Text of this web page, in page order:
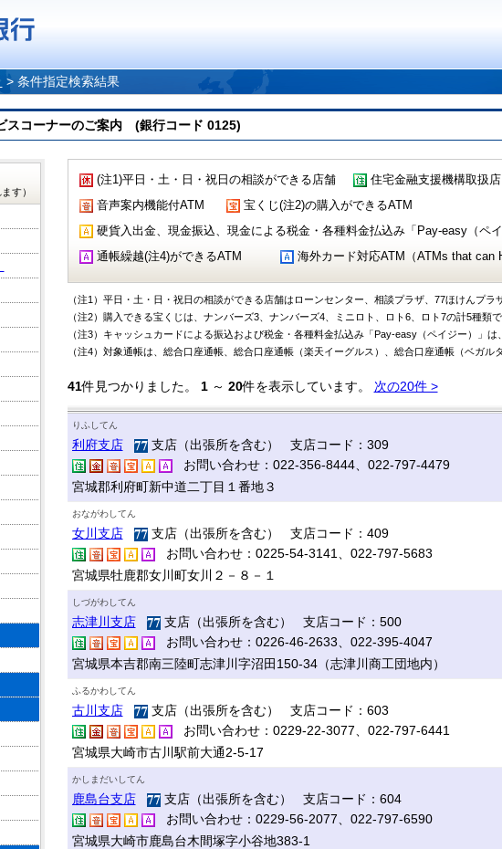
> 条件指定検索結果
スコーナーのご案内 (銀行コード 0125)
(注1)平日・土・日・祝日の相談ができる店舗 住宅金融支援機構取扱店
音声案内機能付ATM
宝くじ(注2)の購入ができるATM
硬貨入出金、現金振込、現金による税金・各種料金払込み「Pay-easy（ペ
通帳繰越(注4)ができるATM
海外カード対応ATM（ATMs that can
（注1）平日・土・日・祝日の相談ができる店舗はローンセンター、相談プラザ、77ほけんプラ
（注2）購入できる宝くじは、ナンバーズ3、ナンバーズ4、ミニロト、ロト6、ロト7の計5種類で
（注3）キャッシュカードによる振込および税金・各種料金払込み「Pay-easy（ペイジー）」は
（注4）対象通帳は、総合口座通帳、総合口座通帳（楽天イーグルス）、総合口座通帳（ベガル
41件見つかりました。 1～ 20件を表示しています。 次の20件 >
りふしてん
利府支店
支店（出張所を含む） 支店コード：309
お問い合わせ：022-356-8444、022-797-4479
宮城郡利府町新中道二丁目１番地３
おながわしてん
女川支店
支店（出張所を含む） 支店コード：409
お問い合わせ：0225-54-3141、022-797-5683
宮城県牡鹿郡女川町女川２－８－１
しづがわしてん
志津川支店
支店（出張所を含む） 支店コード：500
お問い合わせ：0226-46-2633、022-395-4047
宮城県本吉郡南三陸町志津川字沼田150-34（志津川商工団地内）
ふるかわしてん
古川支店
支店（出張所を含む） 支店コード：603
お問い合わせ：0229-22-3077、022-797-6441
宮城県大崎市古川駅前大通2-5-17
かしまだいしてん
鹿島台支店
支店（出張所を含む） 支店コード：604
お問い合わせ：0229-56-2077、022-797-6590
宮城県大崎市鹿島台木間塚字小谷地383-1
す）